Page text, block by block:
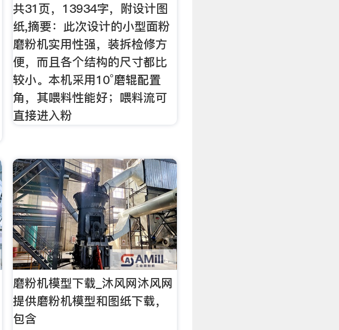
共31页，13934字，附设计图
纸,摘要：此次设计的小型面粉
磨粉机实用性强，装拆检修方
便，而且各个结构的尺寸都比
较小。本机采用10°磨辊配置
角，其喂料性能好；喂料流可
直接进入粉
磨粉机模型下载_沐风网沐风网
提供磨粉机模型和图纸下载，
包含